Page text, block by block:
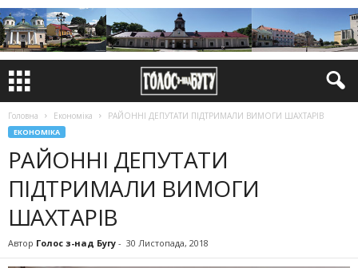
Головна Економіка РАЙОННІ ДЕПУТАТИ ПІДТРИМАЛИ ВИМОГИ ШАХТАРІВ
ЕКОНОМІКА
РАЙОННІ ДЕПУТАТИ
ПІДТРИМАЛИ ВИМОГИ
ШАХТАРІВ
Автор Голос з-над Бугу - 30 Листопада, 2018